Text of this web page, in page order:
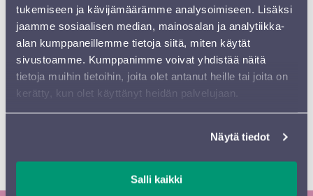
tukemiseen ja kävijämäärämme analysoimiseen. Lisäksi
jaamme sosiaalisen median, mainosalan ja analytiikka-
alan kumppaneillemme tietoja siitä, miten käytät
sivustoamme. Kumppanimme voivat yhdistää näitä
tietoja muihin tietoihin, joita olet antanut heille tai joita on
kerätty, kun olet käyttänyt heidän palvelujaan.
Näytä tiedot
Salli kaikki
KOHTAAMISIA
Sinfonia Lahden 26. kansainvälinen Sibelius-festivaali
28.–30.8.2025
Sinfonia Lahden 27. kansainvälinen Sibelius-festivaali
27.–29.8.2026
Sinfonia Lahden 28. kansainvälinen Sibelius-festivaali
2.–4.9.2027
, Sibelius-festivaalin taiteellinen johtaja
TUTUSTU SIBELIUS-FESTIVAALIIN